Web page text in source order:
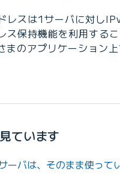
レスは1サーバに対し
ス保持機能を利用する
まのアプリケーション
ています
ーバは、そのまま使って